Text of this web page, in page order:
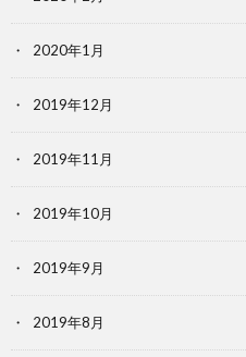
2020年1月
2019年12月
2019年11月
2019年10月
2019年9月
2019年8月